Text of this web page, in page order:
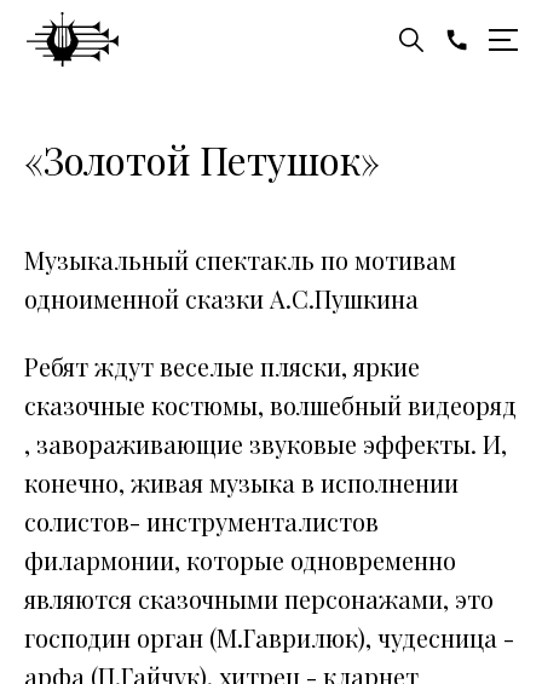
«Золотой Петушок»
Музыкальный спектакль по мотивам
одноименной сказки А.С.Пушкина
Ребят ждут веселые пляски, яркие
сказочные костюмы, волшебный видеоряд
, завораживающие звуковые эффекты. И,
конечно, живая музыка в исполнении
солистов- инструменталистов
филармонии, которые одновременно
являются сказочными персонажами, это
господин орган (М.Гаврилюк), чудесница -
арфа (П.Гайчук), хитрец - кларнет